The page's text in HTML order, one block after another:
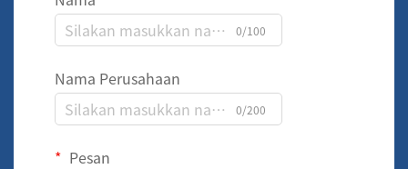
0/100
Nama Perusahaan
0/200
Pesan